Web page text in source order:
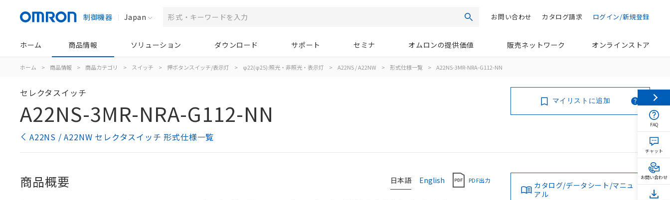
制御機器 Japan 検索 ログイン/新規登録
カタログ請求
お問い合わせ
ホーム 商品情報 ソリューション ダウンロード サポート セミナ オムロンの提供価値 販売ネットワーク オンラインストア
ホーム > 商品情報 > 商品カテゴリ > スイッチ > 押ボタンスイッチ/表示灯 > φ22(φ25):照光・非照光・表示灯 > A22NS / A22NW > 形式仕様一覧 > A22NS-3MR-NRA-G112-NN
セレクタスイッチ
A22NS-3MR-NRA-G112-NN
A22NS / A22NW セレクタスイッチ 形式仕様一覧
マイリストに追加
日本語 English PDF出力
商品概要
カタログ/データシート/マニュ
アル
FAQ
チャット
お問い合わせ